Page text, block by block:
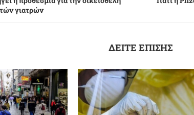
γιατρών
ΔΕΙΤΕ ΕΠΙΣΗΣ